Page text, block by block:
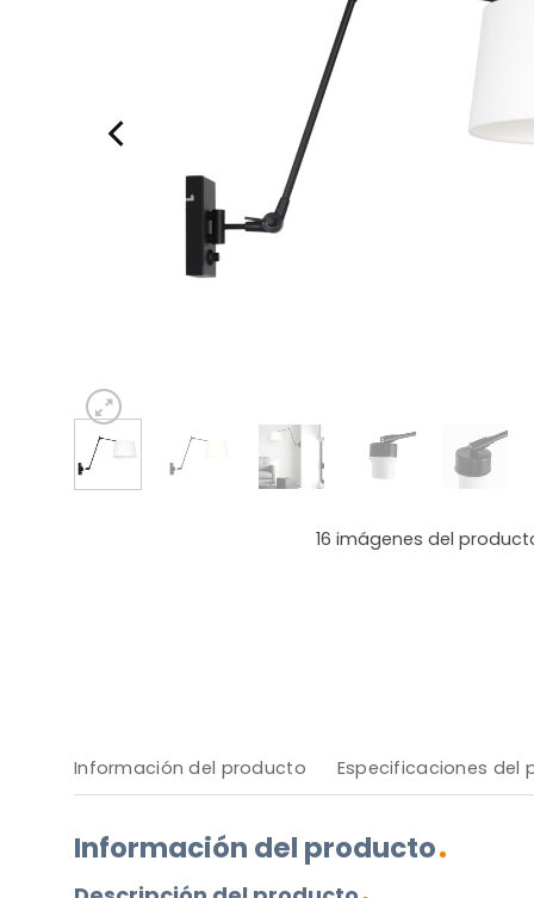
16 imágenes del
Información del producto Especificaciones del
Información del producto